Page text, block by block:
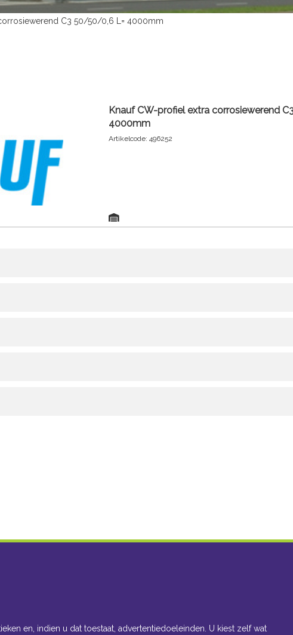
C3 50/50/0,6 L= 4000mm
Knauf CW-profiel extra corrosiewerend
4000mm
Artikelcode: 496252
en, indien u dat toestaat, advertentiedoeleinden. U kiest zelf wat